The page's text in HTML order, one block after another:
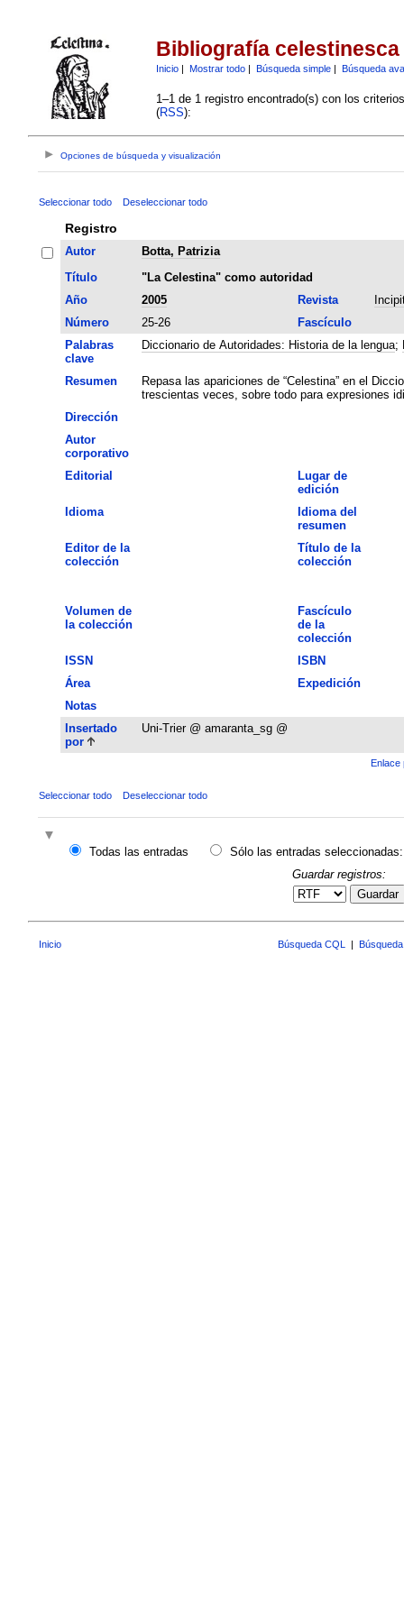
Bibliografía celestinesca
Inicio| Mostrar todo| Búsqueda simple| Búsqueda
1–1 de 1 registro encontrado(s) con los
(RSS):
Opciones de búsqueda y visualización
Seleccionar todo Deseleccionar todo
Registro
Autor
Botta, Patrizia
Título
"La Celestina" como autoridad
Año
2005 Revista
Número
25-26
Fascículo
Palabras
clave
Diccionario de Autoridades: Historia de la lengua;
Resumen
Repasa las apariciones de “Celestina” en el
trescientas veces, sobre todo para expresiones
Dirección
Autor
corporativo
Editorial
Lugar de
edición
Idioma
Idioma del
resumen
Editor de la
colección
Título de la
colección
Volumen de
la colección
Fascículo
de la
colección
ISSN
ISBN
Área
Expedición
Notas
Insertado
por
Uni-Trier @ amaranta_sg @
Enlace
Seleccionar todo Deseleccionar todo
Todas las entradas
Sólo las entradas seleccionadas:
Guardar registros:
Guardar
Inicio Búsqueda CQL